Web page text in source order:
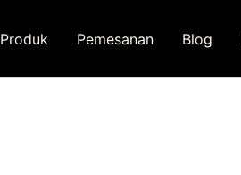
Produk Pemesanan Blog